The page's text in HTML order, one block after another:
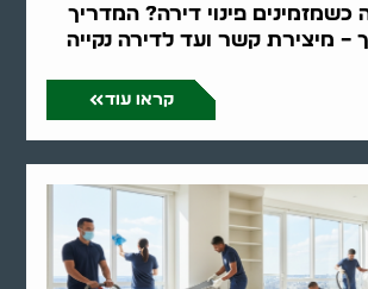
פינוי דירה? המדריך
– מיצירת קשר ועד לדירה נקייה
קראו עוד